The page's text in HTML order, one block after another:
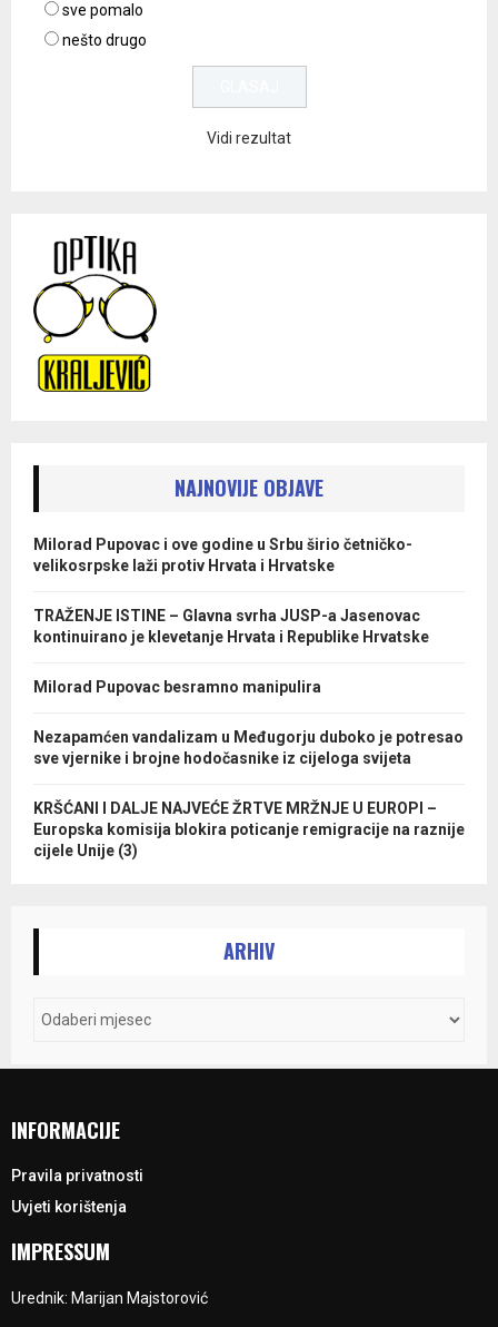
sve pomalo
nešto drugo
Vidi rezultat
NAJNOVIJE OBJAVE
Milorad Pupovac i ove godine u Srbu širio četničko-
velikosrpske laži protiv Hrvata i Hrvatske
TRAŽENJE ISTINE – Glavna svrha JUSP-a Jasenovac
kontinuirano je klevetanje Hrvata i Republike Hrvatske
Milorad Pupovac besramno manipulira
Nezapamćen vandalizam u Međugorju duboko je potresao
sve vjernike i brojne hodočasnike iz cijeloga svijeta
KRŠĆANI I DALJE NAJVEĆE ŽRTVE MRŽNJE U EUROPI –
Europska komisija blokira poticanje remigracije na raznije
cijele Unije (3)
ARHIV
INFORMACIJE
Pravila privatnosti
Uvjeti korištenja
IMPRESSUM
Urednik: Marijan Majstorović